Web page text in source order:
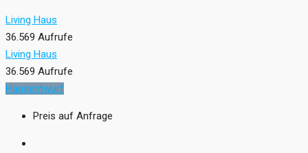
Living Haus
36.569 Aufrufe
Living Haus
36.569 Aufrufe
Hausentwurf
Preis auf Anfrage